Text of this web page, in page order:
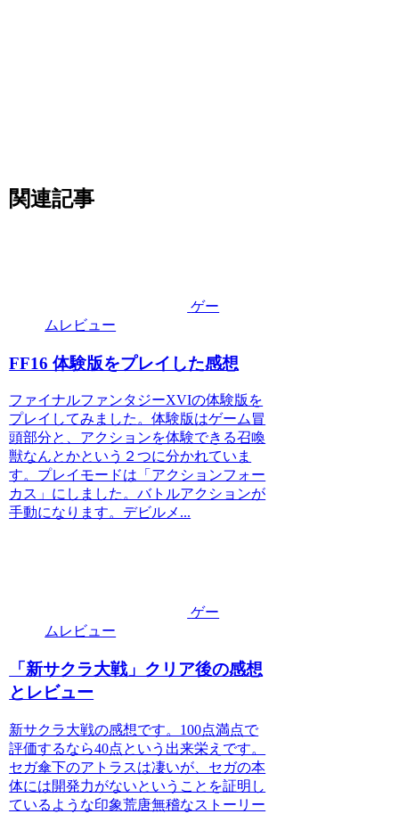
関連記事
ゲー
ムレビュー
FF16 体験版をプレイした感想
ファイナルファンタジーXVIの体験版を
プレイしてみました。体験版はゲーム冒
頭部分と、アクションを体験できる召喚
獣なんとかという２つに分かれていま
す。プレイモードは「アクションフォー
カス」にしました。バトルアクションが
手動になります。デビルメ...
ゲー
ムレビュー
「新サクラ大戦」クリア後の感想
とレビュー
新サクラ大戦の感想です。100点満点で
評価するなら40点という出来栄えです。
セガ傘下のアトラスは凄いが、セガの本
体には開発力がないということを証明し
ているような印象荒唐無稽なストーリー